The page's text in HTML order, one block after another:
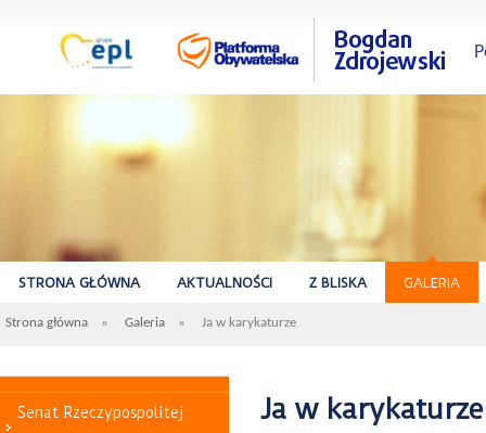
STRONA GŁÓWNA AKTUALNOŚCI Z BLISKA GALERIA
Strona główna » Galeria » Ja w karykaturze
Senat Rzeczypospolitej
Ja w karykaturze